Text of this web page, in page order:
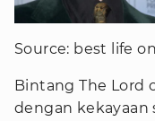
Source: best life
Bintang The Lord
dengan kekayaan